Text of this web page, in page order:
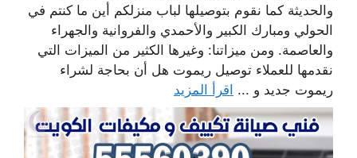
والحديثة كما نقوم بتوصيلها لباب منزلكم أين ما كنتم في
الحولي ومبارك الكبير والأحمدي والفروانية والجهراء
والعاصمة. ومن ميزاتنا: وغيرها الكثير من الميزات التي
نقدمها للعملاء توصيل ريموت هل أن بحاجة لشراء
ريموت جديد و ... اقرأ المزيد